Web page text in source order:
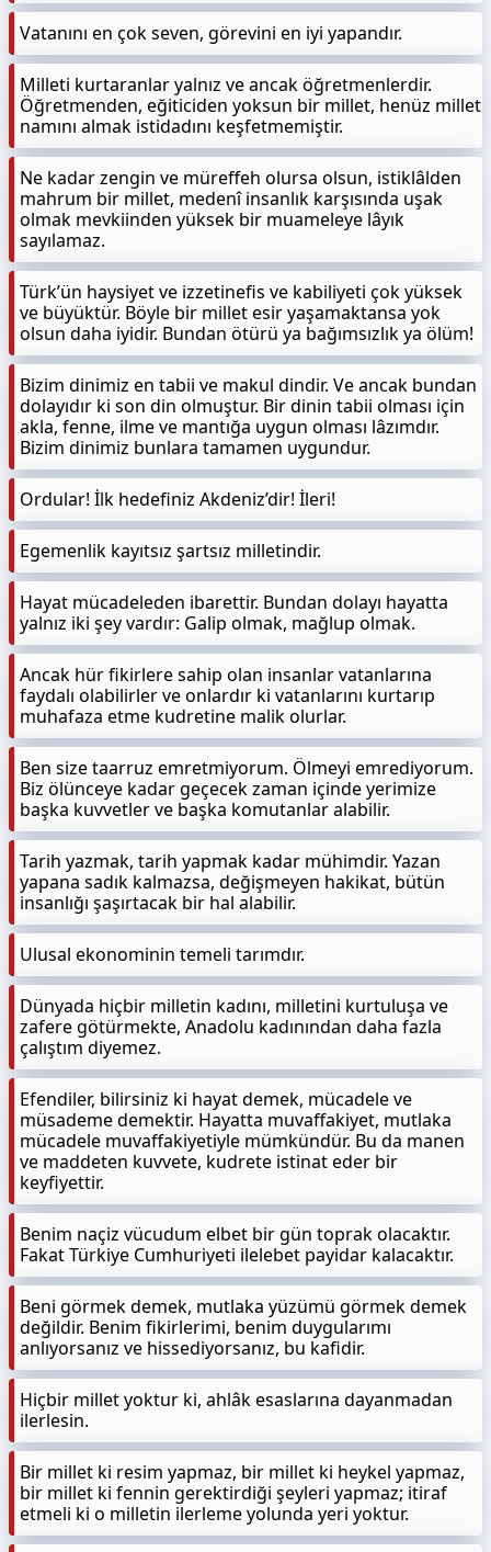
Vatanını en çok seven, görevini en iyi yapandır.
Milleti kurtaranlar yalnız ve ancak öğretmenlerdir.
Öğretmenden, eğiticiden yoksun bir millet, henüz millet
namını almak istidadını keşfetmemiştir.
Ne kadar zengin ve müreffeh olursa olsun, istiklâlden
mahrum bir millet, medenî insanlık karşısında uşak
olmak mevkiinden yüksek bir muameleye lâyık
sayılamaz.
Türk’ün haysiyet ve izzetinefis ve kabiliyeti çok yüksek
ve büyüktür. Böyle bir millet esir yaşamaktansa yok
olsun daha iyidir. Bundan ötürü ya bağımsızlık ya ölüm!
Bizim dinimiz en tabii ve makul dindir. Ve ancak bundan
dolayıdır ki son din olmuştur. Bir dinin tabii olması için
akla, fenne, ilme ve mantığa uygun olması lâzımdır.
Bizim dinimiz bunlara tamamen uygundur.
Ordular! İlk hedefiniz Akdeniz’dir! İleri!
Egemenlik kayıtsız şartsız milletindir.
Hayat mücadeleden ibarettir. Bundan dolayı hayatta
yalnız iki şey vardır: Galip olmak, mağlup olmak.
Ancak hür fikirlere sahip olan insanlar vatanlarına
faydalı olabilirler ve onlardır ki vatanlarını kurtarıp
muhafaza etme kudretine malik olurlar.
Ben size taarruz emretmiyorum. Ölmeyi emrediyorum.
Biz ölünceye kadar geçecek zaman içinde yerimize
başka kuvvetler ve başka komutanlar alabilir.
Tarih yazmak, tarih yapmak kadar mühimdir. Yazan
yapana sadık kalmazsa, değişmeyen hakikat, bütün
insanlığı şaşırtacak bir hal alabilir.
Ulusal ekonominin temeli tarımdır.
Dünyada hiçbir milletin kadını, milletini kurtuluşa ve
zafere götürmekte, Anadolu kadınından daha fazla
çalıştım diyemez.
Efendiler, bilirsiniz ki hayat demek, mücadele ve
müsademe demektir. Hayatta muvaffakiyet, mutlaka
mücadele muvaffakiyetiyle mümkündür. Bu da manen
ve maddeten kuvvete, kudrete istinat eder bir
keyfiyettir.
Benim naçiz vücudum elbet bir gün toprak olacaktır.
Fakat Türkiye Cumhuriyeti ilelebet payidar kalacaktır.
Beni görmek demek, mutlaka yüzümü görmek demek
değildir. Benim fikirlerimi, benim duygularımı
anlıyorsanız ve hissediyorsanız, bu kafidir.
Hiçbir millet yoktur ki, ahlâk esaslarına dayanmadan
ilerlesin.
Bir millet ki resim yapmaz, bir millet ki heykel yapmaz,
bir millet ki fennin gerektirdiği şeyleri yapmaz; itiraf
etmeli ki o milletin ilerleme yolunda yeri yoktur.